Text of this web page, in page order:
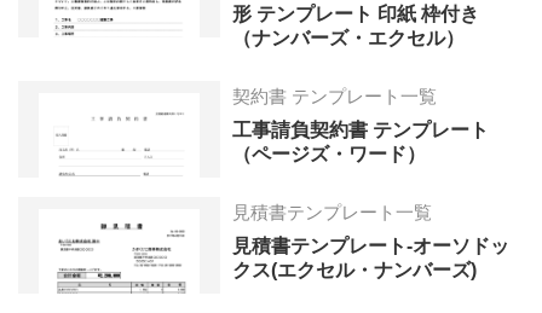
形 テンプレート 印紙 枠付き
（ナンバーズ・エクセル）
契約書 テンプレート一覧
工事請負契約書 テンプレート
（ページズ・ワード）
見積書テンプレート一覧
見積書テンプレート-オーソドッ
クス(エクセル・ナンバーズ)